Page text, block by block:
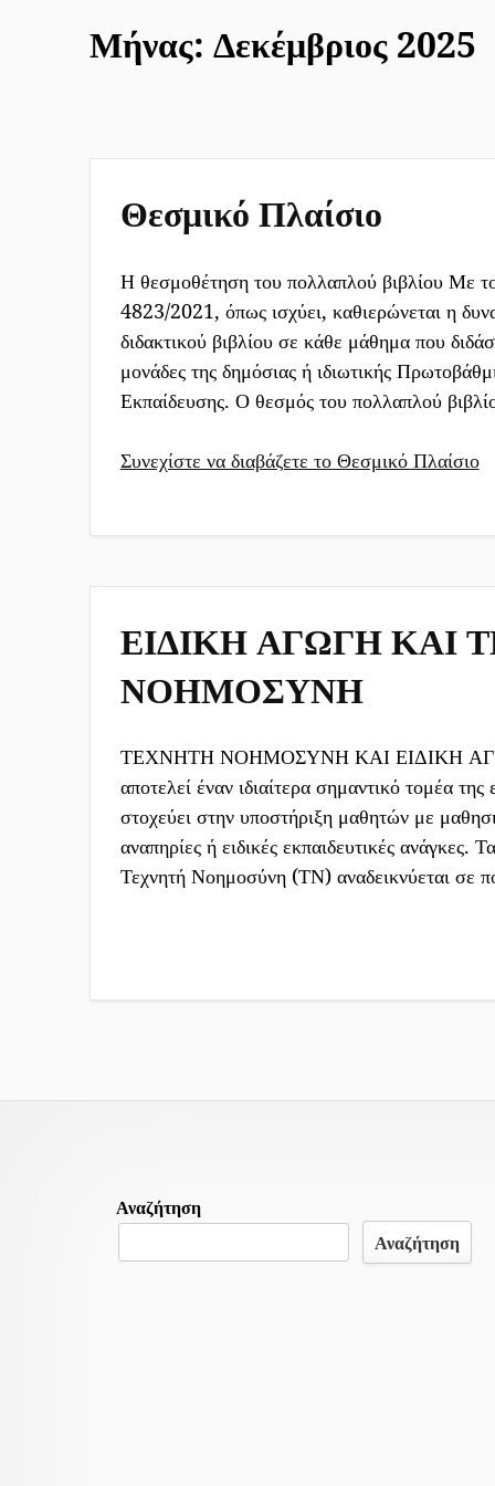
Μήνας: Δεκέμβριος 2025
Θεσμικό Πλαίσιο
Η θεσμοθέτηση του πολλαπλού βιβλίου Με
4823/2021, όπως ισχύει, καθιερώνεται η
διδακτικού βιβλίου σε κάθε μάθημα που
μονάδες της δημόσιας ή ιδιωτικής
Εκπαίδευσης. Ο θεσμός του πολλαπλού
Συνεχίστε να διαβάζετε το Θεσμικό Πλαίσιο
ΕΙΔΙΚΗ ΑΓΩΓΗ ΚΑΙ
ΝΟΗΜΟΣΥΝΗ
ΤΕΧΝΗΤΗ ΝΟΗΜΟΣΥΝΗ ΚΑΙ ΕΙΔΙΚΗ
αποτελεί έναν ιδιαίτερα σημαντικό τομέα
στοχεύει στην υποστήριξη μαθητών με
αναπηρίες ή ειδικές εκπαιδευτικές ανάγκες.
Τεχνητή Νοημοσύνη (ΤΝ) αναδεικνύεται σε
υποσέλιδουΑναζήτηση
Αναζήτηση